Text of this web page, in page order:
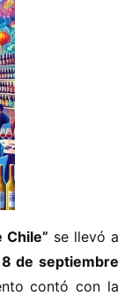
Chile” se llevó a
de septiembre
contó con la